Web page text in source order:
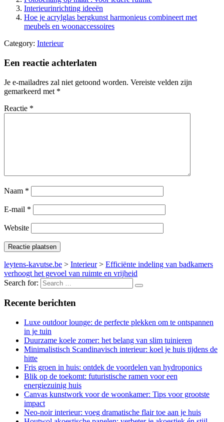
Interieurinrichting ideeën
Hoe je acrylglas bergkunst harmonieus combineert met
meubels en woonaccessoires
Category: Interieur
Een reactie achterlaten
Je e-mailadres zal niet getoond worden. Vereiste velden zijn
gemarkeerd met *
Reactie *
Naam *
E-mail *
Website
leytens-kavutse.be > Interieur> Efficiënte indeling van badkamers
verhoogt het gevoel van ruimte en vrijheid
Search for:
Recente berichten
Luxe outdoor lounge: de perfecte plekken om te ontspannen
in je tuin
Duurzame koele zomer: het belang van slim tuinieren
Minimalistisch Scandinavisch interieur: koel je huis tijdens de
hitte
Fris groen in huis: ontdek de voordelen van hydroponics
Blik op de toekomt: futuristische ramen voor een
energiezuinig huis
Canvas kunstwork voor de woonkamer: Tips voor grootste
impact
Neo-noir interieur: voeg dramatische flair toe aan je huis